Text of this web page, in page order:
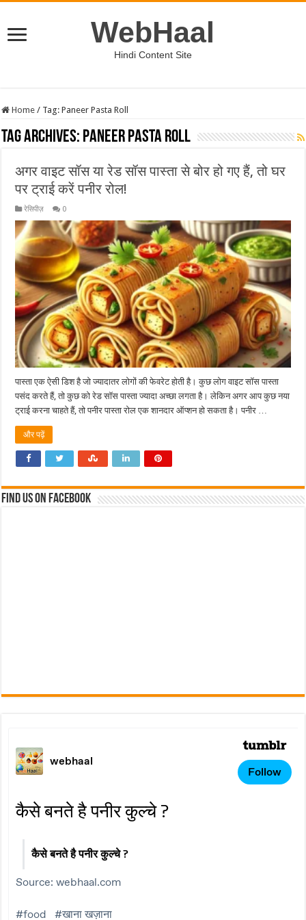
WebHaal
Hindi Content Site
Home / Tag:Paneer Pasta Roll
Tag Archives: Paneer Pasta Roll
अगर वाइट सॉस या रेड सॉस पास्ता से बोर हो गए हैं, तो घर
पर ट्राई करें पनीर रोल!
रेसिपीज़ 0
पास्ता एक ऐसी डिश है जो ज्यादातर लोगों की फेवरेट होती है। कुछ लोग वाइट सॉस पास्ता
पसंद करते हैं, तो कुछ को रेड सॉस पास्ता ज्यादा अच्छा लगता है। लेकिन अगर आप कुछ नया
ट्राई करना चाहते हैं, तो पनीर पास्ता रोल एक शानदार ऑप्शन हो सकता है। पनीर …
और पढ़ें
Find us on Facebook